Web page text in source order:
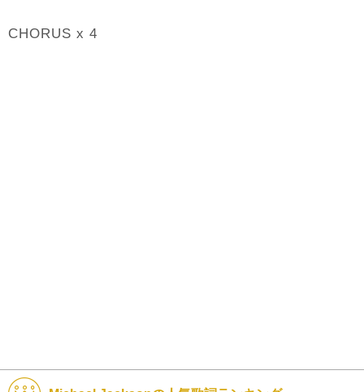
CHORUS x 4